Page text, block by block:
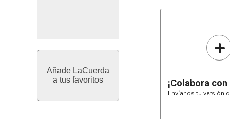
Añade LaCuerda
a tus favoritos
G
D ----33-3/5-5-7-8-
A 5-
E
+
¡Colabora
Envíanos tu versión